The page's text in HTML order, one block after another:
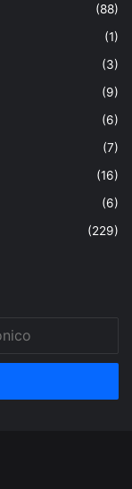
(88)
(1)
(3)
(9)
(6)
(7)
(16)
(6)
(229)